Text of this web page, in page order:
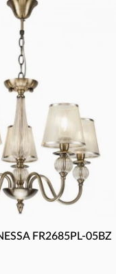
FR2685PL-05BZ